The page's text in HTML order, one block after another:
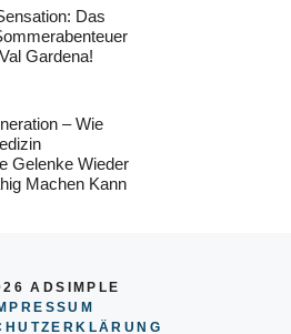
Das
Gardena!
– Wie
Gelenke Wieder
Machen Kann
ADSIMPLE